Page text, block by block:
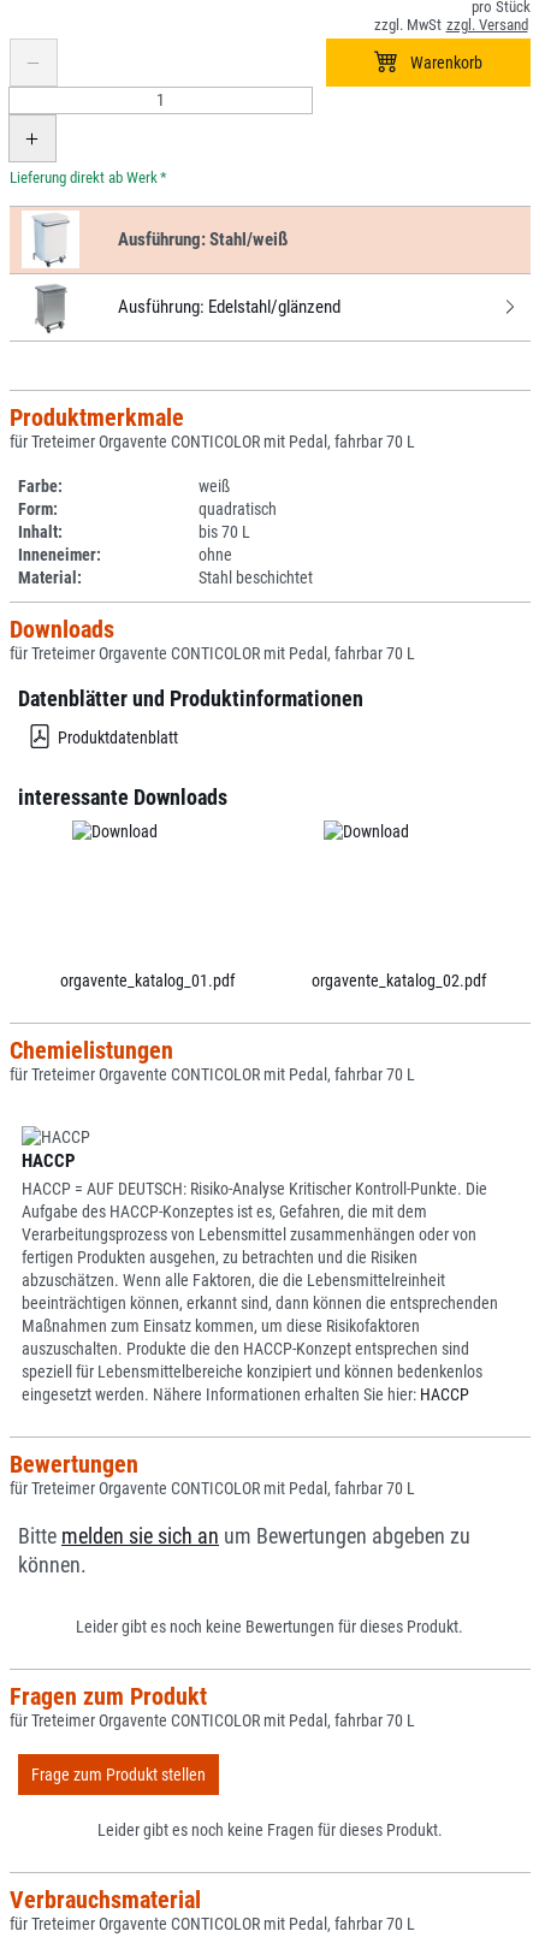
*
Ausführung:Stahl/weiß
Ausführung: Edelstahl/glänzend
Produktmerkmale
für Treteimer Orgavente CONTICOLOR mit Pedal, fahrbar 70 L
Farbe:
weiß
Form:
quadratisch
Inhalt:
bis 70 L
Inneneimer:
ohne
Material:
Stahl beschichtet
Downloads
für Treteimer Orgavente CONTICOLOR mit Pedal, fahrbar 70 L
Datenblätter und Produktinformationen
Produktdatenblatt
interessante Downloads
orgavente_katalog_01.pdf orgavente_katalog_02.pdf
Chemielistungen
für Treteimer Orgavente CONTICOLOR mit Pedal, fahrbar 70 L
HACCP
HACCP = AUF DEUTSCH: Risiko-Analyse Kritischer Kontroll-Punkte. Die
Aufgabe des HACCP-Konzeptes ist es, Gefahren, die mit dem
Verarbeitungsprozess von Lebensmittel zusammenhängen oder von
fertigen Produkten ausgehen, zu betrachten und die Risiken
abzuschätzen. Wenn alle Faktoren, die die Lebensmittelreinheit
beeinträchtigen können, erkannt sind, dann können die entsprechenden
Maßnahmen zum Einsatz kommen, um diese Risikofaktoren
auszuschalten. Produkte die den HACCP-Konzept entsprechen sind
speziell für Lebensmittelbereiche konzipiert und können bedenkenlos
eingesetzt werden. Nähere Informationen erhalten Sie hier: HACCP
Bewertungen
für Treteimer Orgavente CONTICOLOR mit Pedal, fahrbar 70 L
Bitte melden sie sich an um Bewertungen abgeben zu
können.
Leider gibt es noch keine Bewertungen für dieses Produkt.
Fragen zum Produkt
für Treteimer Orgavente CONTICOLOR mit Pedal, fahrbar 70 L
Frage zum Produkt stellen
Leider gibt es noch keine Fragen für dieses Produkt.
Verbrauchsmaterial
für Treteimer Orgavente CONTICOLOR mit Pedal, fahrbar 70 L